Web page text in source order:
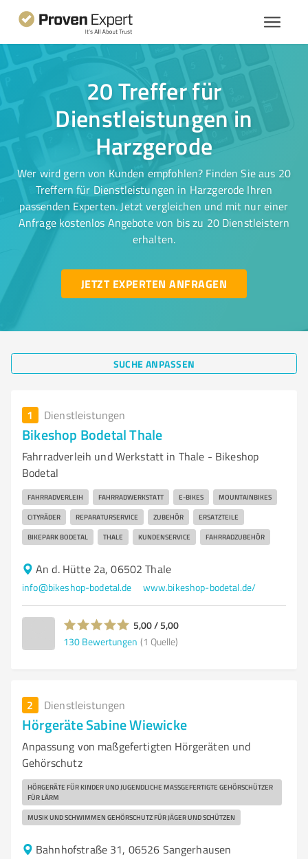
20 Treffer für
Dienstleistungen in
Harzgerode
Wer wird gern von Kunden empfohlen? Finden Sie aus 20
Treffern für Dienstleistungen in Harzgerode Ihren
passenden Experten. Jetzt vergleichen und mit nur einer
Anfrage kostenlos Angebote von bis zu 20 Dienstleistern
erhalten.
JETZT EXPERTEN ANFRAGEN
SUCHE ANPASSEN
1 Dienstleistungen
Bikeshop Bodetal Thale
Fahrradverleih und Werkstatt in Thale - Bikeshop
Bodetal
FAHRRADVERLEIH FAHRRADWERKSTATT E-BIKES MOUNTAINBIKES
CITYRÄDER REPARATURSERVICE ZUBEHÖR ERSATZTEILE
BIKEPARK BODETAL THALE KUNDENSERVICE FAHRRADZUBEHÖR
An d. Hütte 2a, 06502 Thale
info@bikeshop-bodetal.de www.bikeshop-bodetal.de/
5,00 / 5,00
130 Bewertungen (1 Quelle)
2 Dienstleistungen
Hörgeräte Sabine Wiewicke
Anpassung von maßgefertigten Hörgeräten und
Gehörschutz
HÖRGERÄTE FÜR KINDER UND JUGENDLICHE MASSGEFERTIGTE GEHÖRSCHÜTZER F
ÜR LÄRM
MUSIK UND SCHWIMMEN GEHÖRSCHUTZ FÜR JÄGER UND SCHÜTZEN
Bahnhofstraße 31, 06526 Sangerhausen